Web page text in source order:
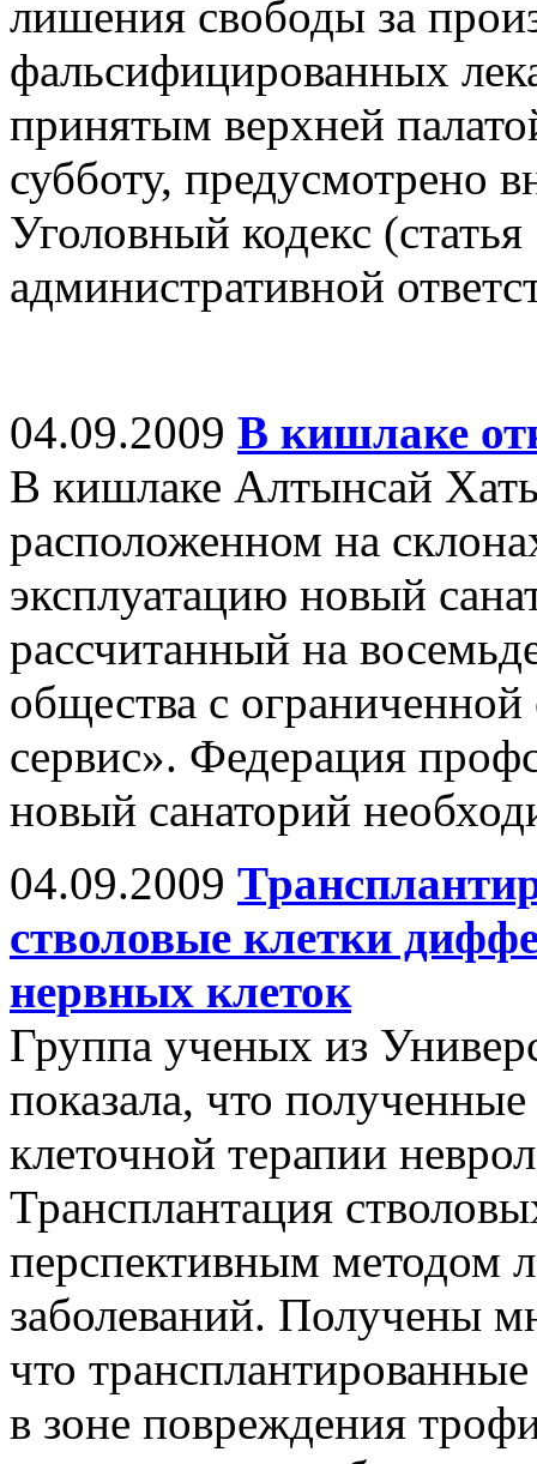
лишения свободы за
фальсифицированных
принятым верхней
субботу, предусмотрено
Уголовный кодекс
административной
04.09.2009 В кишлаке
В кишлаке Алтынсай
расположенном на
эксплуатацию новый
рассчитанный на
общества с
сервис». Федерация
новый санаторий
04.09.2009
стволовые клетки
нервных клеток
Группа ученых из
показала, что
клеточной терапии
Трансплантация
перспективным методом
заболеваний. Получены
что
в зоне повреждения